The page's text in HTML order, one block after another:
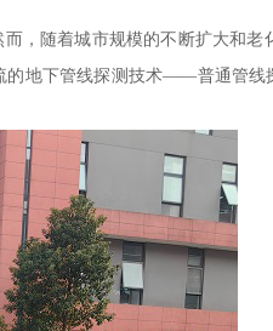
，随着城市规模的不断扩大和老
的地下管线探测技术——普通管线